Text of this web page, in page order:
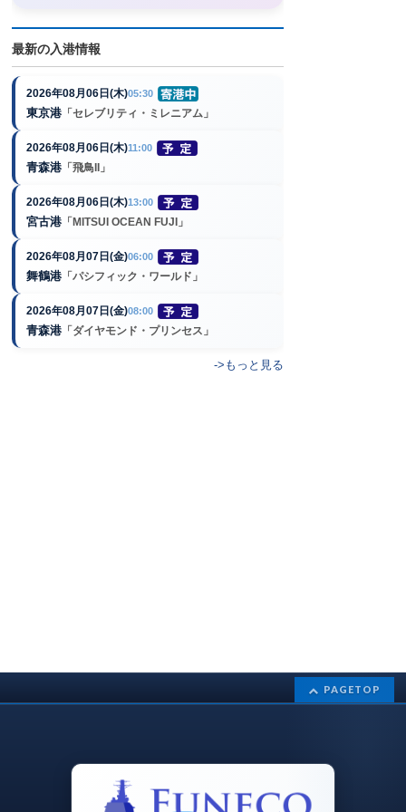
最新の入港情報
2026年08月06日(木)05:30
東京港 「セレブリティ・ミレニアム」
2026年08月06日(木)11:00
青森港 「飛鳥II」
2026年08月06日(木)13:00
宮古港 「MITSUI OCEAN FUJI」
2026年08月07日(金)06:00
舞鶴港 「パシフィック・ワールド」
2026年08月07日(金)08:00
青森港 「ダイヤモンド・プリンセス」
->もっと見る
PAGETOP